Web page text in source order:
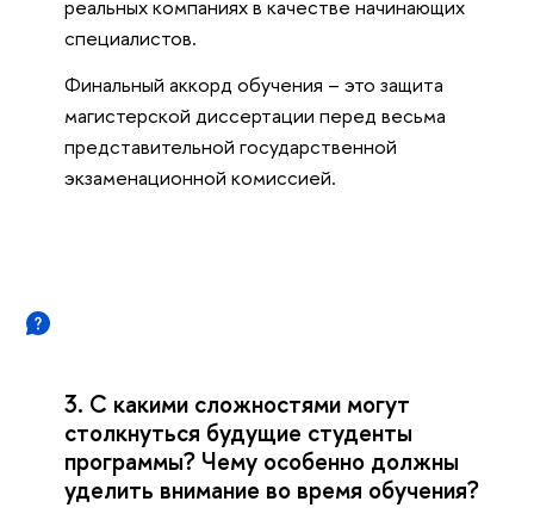
реальных компаниях в качестве начинающих
специалистов.
Финальный аккорд обучения – это защита
магистерской диссертации перед весьма
представительной государственной
экзаменационной комиссией.
3. С какими сложностями могут
столкнуться будущие студенты
программы? Чему особенно должны
уделить внимание во время обучения?